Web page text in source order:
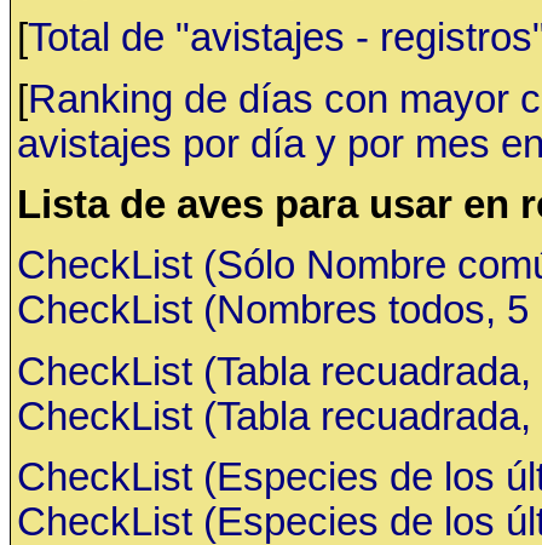
[Total de "avistajes -
[Ranking de días con mayor
avistajes por día y por mes
Lista de aves para usar en
CheckList (Sólo Nombre
CheckList (Nombres todos,
CheckList (Tabla
CheckList (Tabla
CheckList (Especies de los
CheckList (Especies de los